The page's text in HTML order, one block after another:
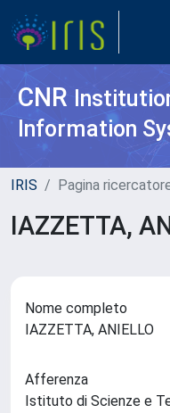
CNR
Information
IRIS Pagina
IAZZETTA,
Nome completo
IAZZETTA, ANIELLO
Afferenza
Istituto di Scienze e